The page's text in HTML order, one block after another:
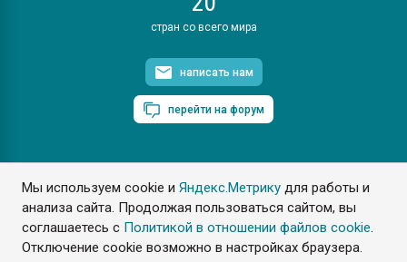
Мы используем cookie иЯндекс.Метрику для работы и
анализа сайта. Продолжая пользоваться сайтом, вы
соглашаетесь с Политикой в отношении файлов cookie.
Отключение cookie возможно в настройках браузера.
стран со всего мира
написать нам
перейти на форум
ПластЭксперт © 2006. Все права защищены
Разрешается копирование материалов сайта с обязательной
ссылкой на www.e-plastic.ru
Разработка сайта